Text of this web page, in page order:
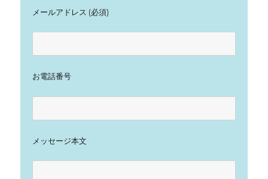
メールアドレス (必須)
お電話番号
メッセージ本文